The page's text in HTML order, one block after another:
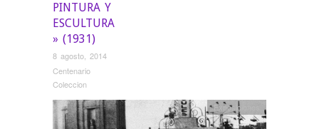
PINTURA Y
ESCULTURA
» (1931)
8 agosto, 2014
Centenario
Coleccion
Exposiciones